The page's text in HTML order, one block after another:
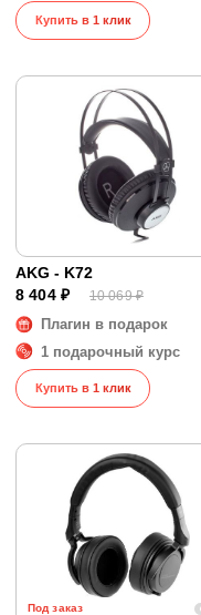
Купить в 1 клик
AKG - K72
8 404 ₽
10 069 ₽
Плагин в подарок
1 подарочный курс
Купить в 1 клик
Под заказ